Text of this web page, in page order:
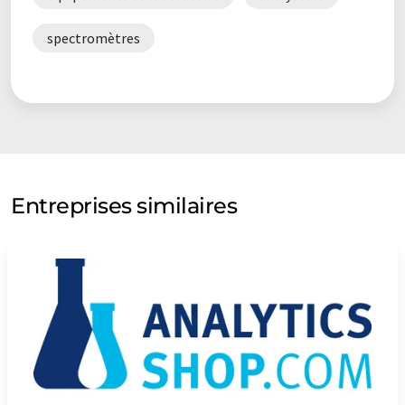
spectromètres
Entreprises similaires